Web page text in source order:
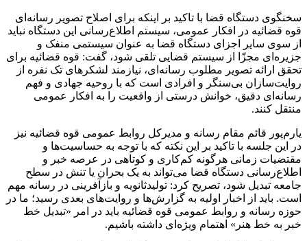
سخنگوی دستگاه قضا با تاکید بر اینکه برای اصلاح تصویر رسانه‌ای
قوه قضائیه در افکار عمومی، سیستم اطلاع‌رسانی این دستگاه نباید
از سوی سایر اجزای دستگاه قضا به عنوان سیستمی منفک و
جزیره‌ای مجزّا از سیستم قضایی تلقی شود، گفت: قوه قضائیه برای
تحقق ارائه تصویر مطلوب رسانه‌ای، نیازمند لشکر‌های تک نفره از
روایت‌سازان بی‌سنگر و افرادی است که با روحیه جهادی و فهم
رسانه‌ای دقیق، خوانش درستی از واقعیت را به افکار عمومی
منتقل کنند.
یارم‌پور قائم مقام رسانه و مدیرکل روابط عمومی قوه قضائیه نیز
در این جلسه با تاکید بر این نکته که با توجه به حساسیت‌ها و
مقتضیات زمانی هرگونه کم‌کاری و کوتاهی در عرصه خبر و
اطلاع‌رسانی دستگاه قضا می‌تواند به یک بحران یا تنش در سطح
جامعه تبدیل شود، تصریح کرد: تولیدثانویه و بازآفرینی در رسانه مهم
است. باید از اخبار اولیه به گزارش‌ها و روایت‌های بعدی رسید؛ ما در
حوزه رسانه و روابط عمومی قوه قضائیه باید در امر «تبدیل خط
خبر به خط هنر» اهتمام ویژه‌ای داشته باشیم.